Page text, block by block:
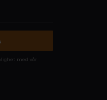
med vår